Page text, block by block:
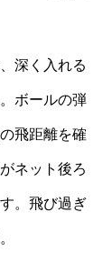
深く入れる
ボールの弾
飛距離を確
ネット後ろ
。飛び過ぎ